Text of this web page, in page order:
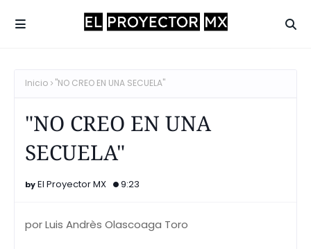
Inicio "NO CREO EN UNA SECUELA"
"NO CREO EN UNA
SECUELA"
El Proyector MX 9:23
por Luis Andrès Olascoaga Toro